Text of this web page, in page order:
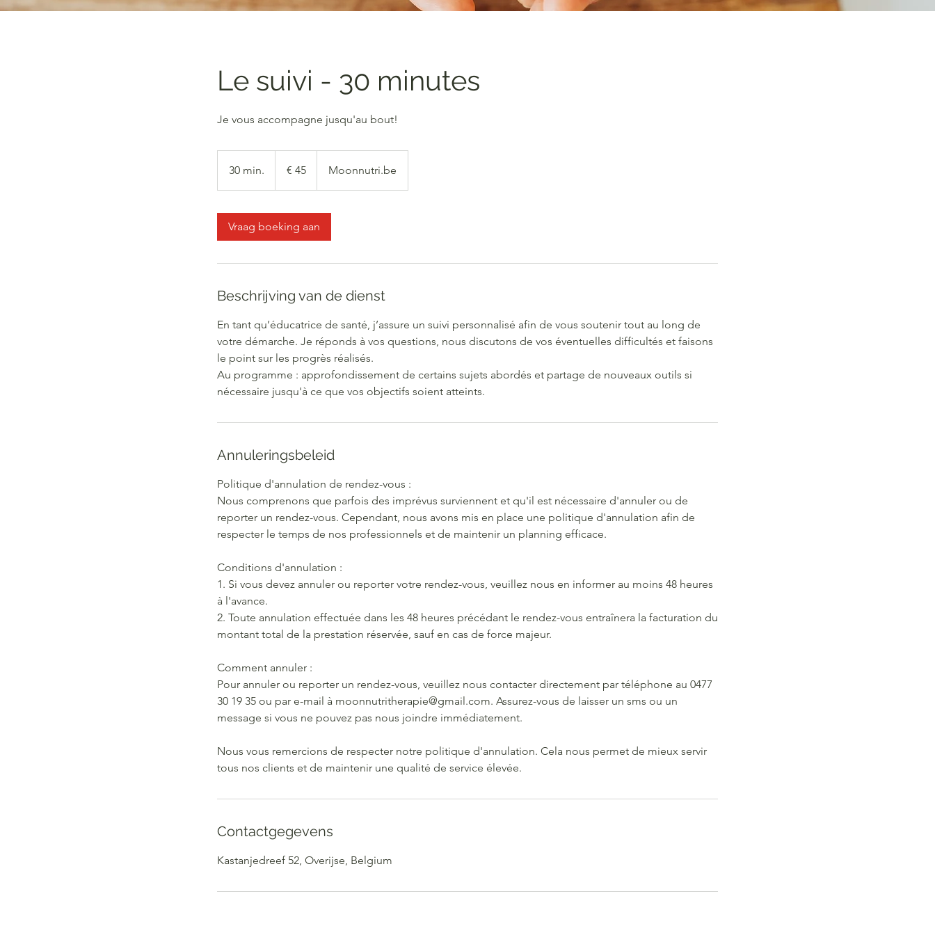
Le suivi - 30 minutes
Je vous accompagne jusqu'au bout!
30 min.
0
€ 45 Moonnutri.be
Vraag boeking aan
Beschrijving van de dienst
En tant qu’éducatrice de santé, j’assure un suivi personnalisé afin de vous soutenir tout au long de
votre démarche. Je réponds à vos questions, nous discutons de vos éventuelles difficultés et faisons
le point sur les progrès réalisés.
Au programme : approfondissement de certains sujets abordés et partage de nouveaux outils si
nécessaire jusqu'à ce que vos objectifs soient atteints.
Annuleringsbeleid
Politique d'annulation de rendez-vous :
Nous comprenons que parfois des imprévus surviennent et qu'il est nécessaire d'annuler ou de
reporter un rendez-vous. Cependant, nous avons mis en place une politique d'annulation afin de
respecter le temps de nos professionnels et de maintenir un planning efficace.
Conditions d'annulation :
1. Si vous devez annuler ou reporter votre rendez-vous, veuillez nous en informer au moins 48 heures
à l'avance.
2. Toute annulation effectuée dans les 48 heures précédant le rendez-vous entraînera la facturation du
montant total de la prestation réservée, sauf en cas de force majeur.
Comment annuler :
Pour annuler ou reporter un rendez-vous, veuillez nous contacter directement par téléphone au 0477
30 19 35 ou par e-mail à moonnutritherapie@gmail.com. Assurez-vous de laisser un sms ou un
message si vous ne pouvez pas nous joindre immédiatement.
Nous vous remercions de respecter notre politique d'annulation. Cela nous permet de mieux servir
tous nos clients et de maintenir une qualité de service élevée.
Contactgegevens
Kastanjedreef 52, Overijse, Belgium